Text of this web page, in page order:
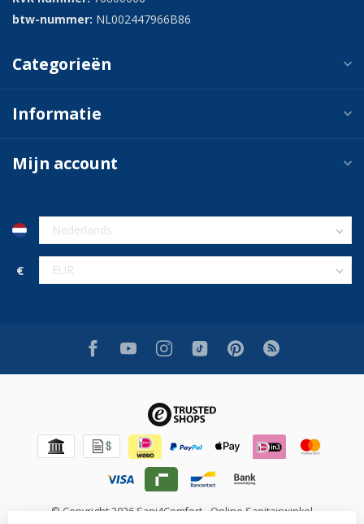
btw-nummer: NL002447966B86
Categorieën
Informatie
Mijn account
€
© Copyright 2026 Sani4Comfort - Online Sanitairwinkel